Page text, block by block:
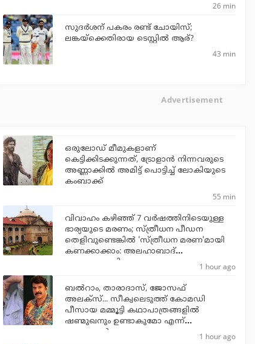
26 min
സുദര്‍ശന് പകരം രണ്ട് ചോയിസ്;
ലങ്കയ്‌ക്കെതിരായ ടെസ്റ്റില്‍ ആര്?
43 min
Advertisement
ഒരുലോഡ് മീമുകളാണ്
കെട്ടിക്കിടക്കുന്നത്, ട്രോളാന്‍ നിന്നവരുടെ
അണ്ണാക്കില്‍ അമിട്ട് പൊട്ടിച്ച് ലോകിയുടെ
കംബാക്ക്
55 min
വിവാഹം കഴിഞ്ഞ് 7 വര്‍ഷത്തിനിടെയുള്ള
ഭാര്യയുടെ മരണം; സ്ത്രീധന പീഡന
തെളിവുണ്ടെങ്കില്‍ 'സ്ത്രീധന മരണ'മായി
കണക്കാക്കാം: അലഹാബാദ്
ഹൈക്കോടതി
1 hour ago
ബല്‍റാം, താരാദാസ്, ജോസഫ്
അലക്‌സ്... സീക്വലെടുത്ത് കോമഡി
പീസായ മമ്മൂട്ടി കഥാപാത്രങ്ങളില്‍
ഷണ്മുഖനും ഉണ്ടാകുമോ എന്ന്
ആരാധകര്‍
1 hour ago